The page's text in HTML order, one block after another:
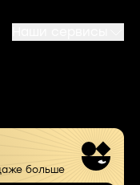
больше